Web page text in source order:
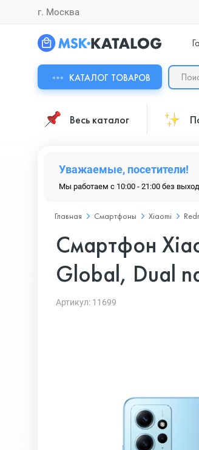
г. Москва
КАТАЛОГ ТОВАРОВ
Весь каталог
Уважаемые, посетители!
Мы работаем с 10:00 - 21:00 без
Главная Смартфоны Xiaomi
Смартфон
Global, Dual
Артикул: 11699